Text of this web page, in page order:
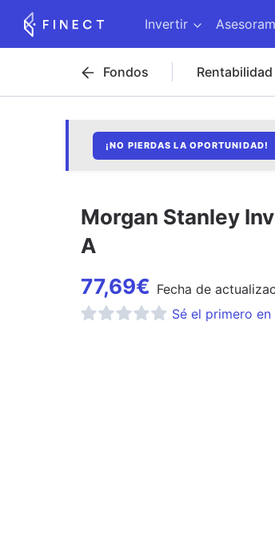
Invertir
Fondos Rentabilidad
¡NO PIERDAS LA OPORTUNIDAD!
Morgan Stanley
A
77,69€ Fecha de
Sé el primero